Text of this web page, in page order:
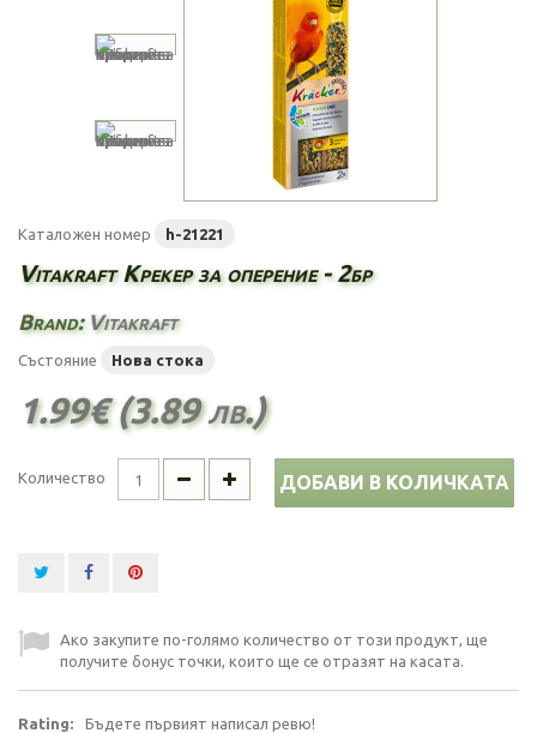
Каталожен номер h-21221
Vitakraft Крекер за оперение - 2бр
Brand: Vitakraft
Състояние Нова стока
1.99€ (3.89 лв.)
Количество ДОБАВИ В КОЛИЧКАТА
Ако закупите по-голямо количество от този продукт, ще
получите бонус точки, които ще се отразят на касата.
Rating: Бъдете първият написал ревю!